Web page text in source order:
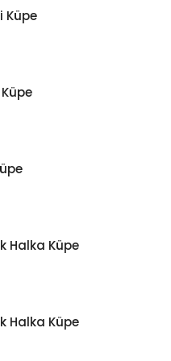
Küpe
Halka Küpe
Halka Küpe